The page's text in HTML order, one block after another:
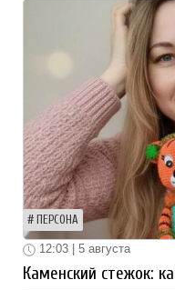
ПЕРСОНА
12:03 | 5 августа
Каменский стежок: